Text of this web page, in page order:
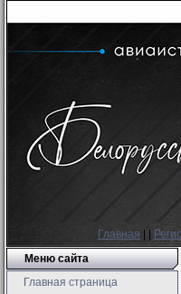
Главная
Меню сайта
Главная страница